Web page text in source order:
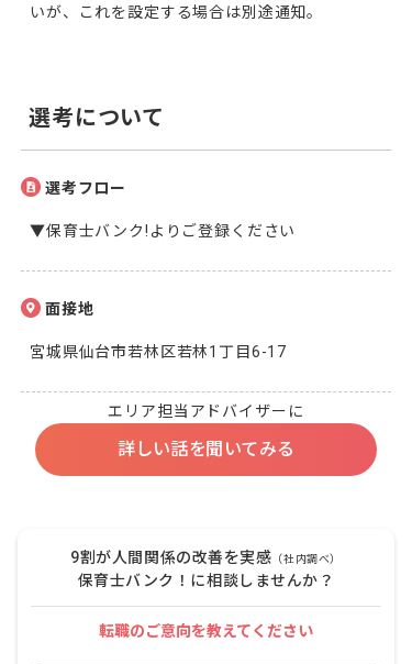
いが、これを設定する場合は別途通知。
選考について
選考フロー
▼保育士バンク!よりご登録ください
面接地
宮城県仙台市若林区若林1丁目6-17
エリア担当アドバイザーに
詳しい話を聞いてみる
9割が人間関係の改善を実感 （社内調べ）
保育士バンク！に相談しませんか？
転職のご意向を教えてください